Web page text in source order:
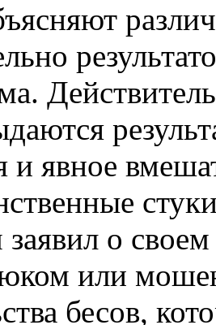
и явное
заявил о
или
бесов,